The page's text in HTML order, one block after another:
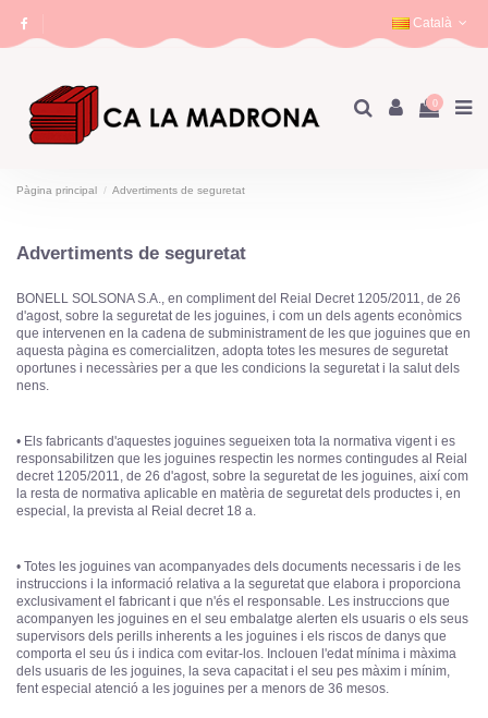
Català
0
Pàgina principal Advertiments de seguretat
Advertiments de seguretat
BONELL SOLSONA S.A., en compliment del Reial Decret 1205/2011, de 26
d'agost, sobre la seguretat de les joguines, i com un dels agents econòmics
que intervenen en la cadena de subministrament de les que joguines que en
aquesta pàgina es comercialitzen, adopta totes les mesures de seguretat
oportunes i necessàries per a que les condicions la seguretat i la salut dels
nens.
• Els fabricants d'aquestes joguines segueixen tota la normativa vigent i es
responsabilitzen que les joguines respectin les normes contingudes al Reial
decret 1205/2011, de 26 d'agost, sobre la seguretat de les joguines, així com
la resta de normativa aplicable en matèria de seguretat dels productes i, en
especial, la prevista al Reial decret 18 a.
• Totes les joguines van acompanyades dels documents necessaris i de les
instruccions i la informació relativa a la seguretat que elabora i proporciona
exclusivament el fabricant i que n'és el responsable. Les instruccions que
acompanyen les joguines en el seu embalatge alerten els usuaris o els seus
supervisors dels perills inherents a les joguines i els riscos de danys que
comporta el seu ús i indica com evitar-los. Inclouen l'edat mínima i màxima
dels usuaris de les joguines, la seva capacitat i el seu pes màxim i mínim,
fent especial atenció a les joguines per a menors de 36 mesos.